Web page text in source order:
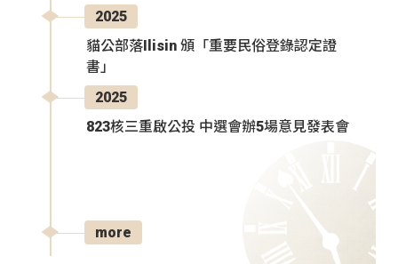
2025
貓公部落Ilisin 頒「重要民俗登錄認定證
書」
2025
823核三重啟公投 中選會辦5場意見發表會
more